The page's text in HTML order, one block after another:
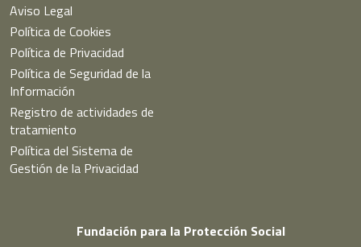
Aviso Legal
Política de Cookies
Política de Privacidad
Política de Seguridad de la
Información
Registro de actividades de
tratamiento
Política del Sistema de
Gestión de la Privacidad
Fundación para la Protección Social